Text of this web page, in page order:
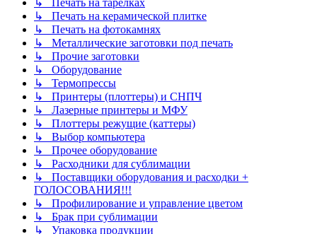
↳ Печать на тарелках
↳ Печать на керамической плитке
↳ Печать на фотокамнях
↳ Металлические заготовки под печать
↳ Прочие заготовки
↳ Оборудование
↳ Термопрессы
↳ Принтеры (плоттеры) и СНПЧ
↳ Лазерные принтеры и МФУ
↳ Плоттеры режущие (каттеры)
↳ Выбор компьютера
↳ Прочее оборудование
↳ Расходники для сублимации
↳ Поставщики оборудования и расходки +
ГОЛОСОВАНИЯ!!!
↳ Профилирование и управление цветом
↳ Брак при сублимации
↳ Упаковка продукции